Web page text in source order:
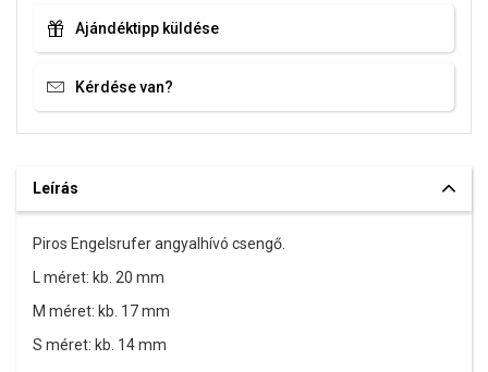
Ajándéktipp küldése
Kérdése van?
Leírás
Piros Engelsrufer angyalhívó csengő.
L méret: kb. 20 mm
M méret: kb. 17 mm
S méret: kb. 14 mm